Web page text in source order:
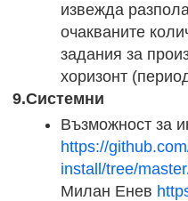
извежда
очакваните
задания за
хоризонт
9.Системни
Възможност за
https://
install/tree/
Милан Енев